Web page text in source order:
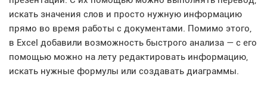
искать значения слов и просто нужную информацию
прямо во время работы с документами. Помимо этого,
в Excel добавили возможность быстрого анализа — с его
помощью можно на лету редактировать информацию,
искать нужные формулы или создавать диаграммы.